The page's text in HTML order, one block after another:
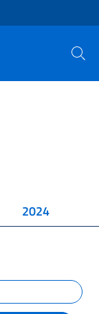
Cerca
2024